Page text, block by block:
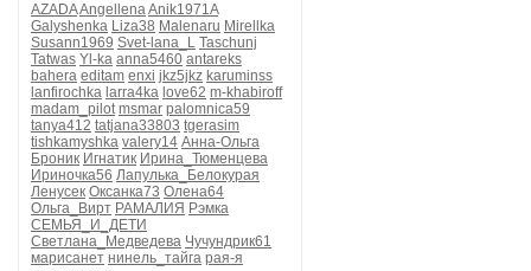
AZADAAngellenaAnik1971A
Galyshenka Liza38 Malenaru Mirellka
Susann1969 Svet-lana_L Taschunj
Tatwas Yl-ka anna5460 antareks
bahera editam enxi jkz5jkz karuminss
lanfirochka larra4ka love62 m-khabiroff
madam_pilot msmar palomnica59
tanya412 tatjana33803 tgerasim
tishkamyshka valery14 Анна-Ольга
Броник Игнатик Ирина_Тюменцева
Ириночка56 Лапулька_Белокурая
Ленусек Оксанка73 Олена64
Ольга_Вирт РАМАЛИЯ Рэмка
СЕМЬЯ_И_ДЕТИ
Светлана_Медведева Чучундрик61
марисанет нинель_тайга рая-я